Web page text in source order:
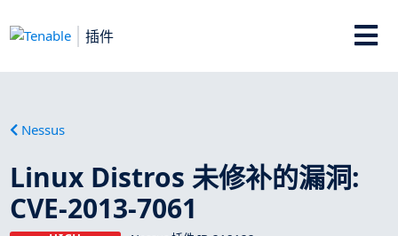
插件
Nessus
Linux Distros 未修补的漏洞:
CVE-2013-7061